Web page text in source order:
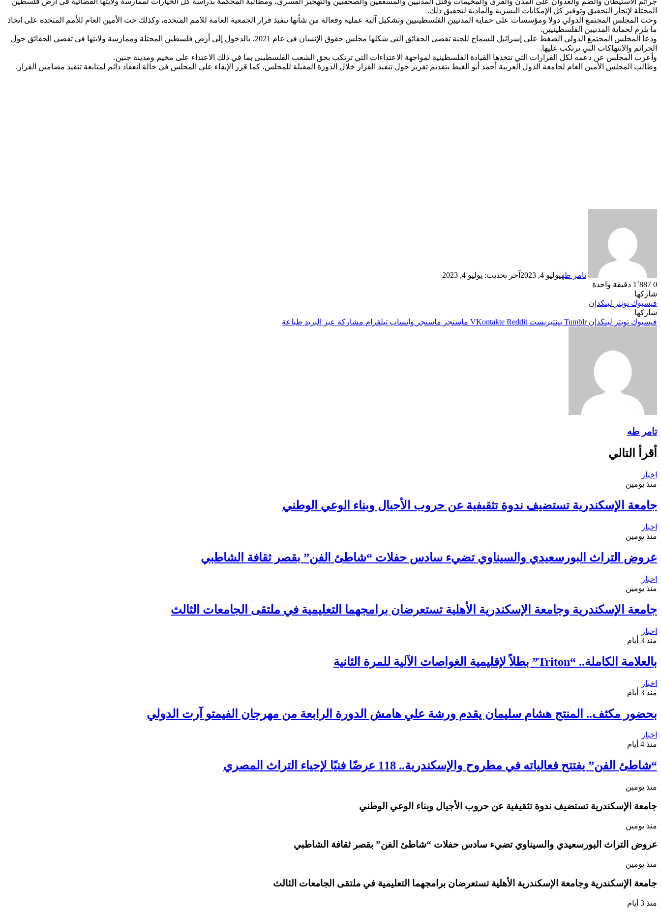
المحتلة لإنجاز التحقيق وتوفير كل الإمكانات البشرية والمادية لتحقيق ذلك.
وحث المجلس المجتمع الدولي دولا ومؤسسات على حماية المدنيين الفلسطينيين وتشكيل آلية عملية وفعالة من شأنها تنفيذ قرار الجمعية العامة للامم المتحدة، وكذلك حث الأمين العام للأمم المتحدة على اتخاذ
ما يلزم لحماية المدنيين الفلسطينيين.
ودعا المجلس المجتمع الدولي الضغط على إسرائيل للسماح للجنة تقصى الحقائق التي شكلها مجلس حقوق الإنسان في عام 2021، بالدخول إلى أرض فلسطين المحتلة وممارسة ولايتها في تقصي الحقائق حول
الجرائم والانتهاكات التي ترتكب عليها.
وأعرب المجلس عن دعمه لكل القرارات التي تتخذها القيادة الفلسطينية لمواجهة الاعتداءات التي ترتكب بحق الشعب الفلسطينى بما في ذلك الاعتداء على مخيم ومدينة جنين.
وطالب المجلس الأمين العام لجامعة الدول العربية أحمد أبو الغيط بتقديم تقرير حول تنفيذ القرار خلال الدورة المقبلة للمجلس، كما قرر الإبقاء علي المجلس في حالة انعقاد دائم لمتابعة تنفيذ مضامين القرار.
تامر طهيوليو 4, 2023
آخر تحديث: يوليو 4, 2023
0
دقيقة واحدة
شاركها
فيسبوك تويتر لينكدإن
شاركها
فيسبوك تويتر لينكدإن بينتيريست ماسنجر ماسنجر واتساب تيلقرام مشاركة عبر البريد طباعة
تامر طه
أقرأ التالي
اخبار
منذ يومين
جامعة الإسكندرية تستضيف ندوة تثقيفية عن حروب الأجيال وبناء الوعي الوطني
اخبار
منذ يومين
عروض التراث البورسعيدي والسيناوي تضيء سادس حفلات “شاطئ الفن” بقصر ثقافة الشاطبي
اخبار
منذ يومين
جامعة الإسكندرية وجامعة الإسكندرية الأهلية تستعرضان برامجهما التعليمية في ملتقى الجامعات الثالث
اخبار
منذ 3 أيام
بالعلامة الكاملة.. “Triton” بطلاً لإقليمية الغواصات الآلية للمرة الثانية
اخبار
منذ 3 أيام
بحضور مكثف.. المنتج هشام سليمان يقدم ورشة علي هامش الدورة الرابعة من مهرجان الفيمتو آرت الدولي
اخبار
منذ 4 أيام
“شاطئ الفن” يفتتح فعالياته في مطروح والإسكندرية.. 118 عرضًا فنيًا لإحياء التراث المصري
منذ يومين
جامعة الإسكندرية تستضيف ندوة تثقيفية عن حروب الأجيال وبناء الوعي الوطني
منذ يومين
عروض التراث البورسعيدي والسيناوي تضيء سادس حفلات “شاطئ الفن” بقصر ثقافة الشاطبي
منذ يومين
جامعة الإسكندرية وجامعة الإسكندرية الأهلية تستعرضان برامجهما التعليمية في ملتقى الجامعات الثالث
منذ 3 أيام